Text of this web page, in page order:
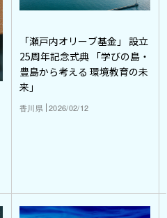
「瀬戸内オリーブ基金」 設立
25周年記念式典 「学びの島・
豊島から考える 環境教育の未
来」
香川県 2026/02/12